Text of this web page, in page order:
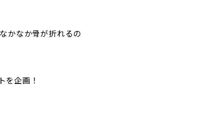
かなか骨が折れるの
を企画！